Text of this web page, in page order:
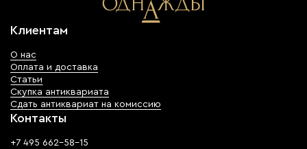
Клиентам
О нас
Оплата и доставка
Статьи
Скупка антиквариата
Сдать антиквариат на комиссию
Контакты
+7 495 662-58-15